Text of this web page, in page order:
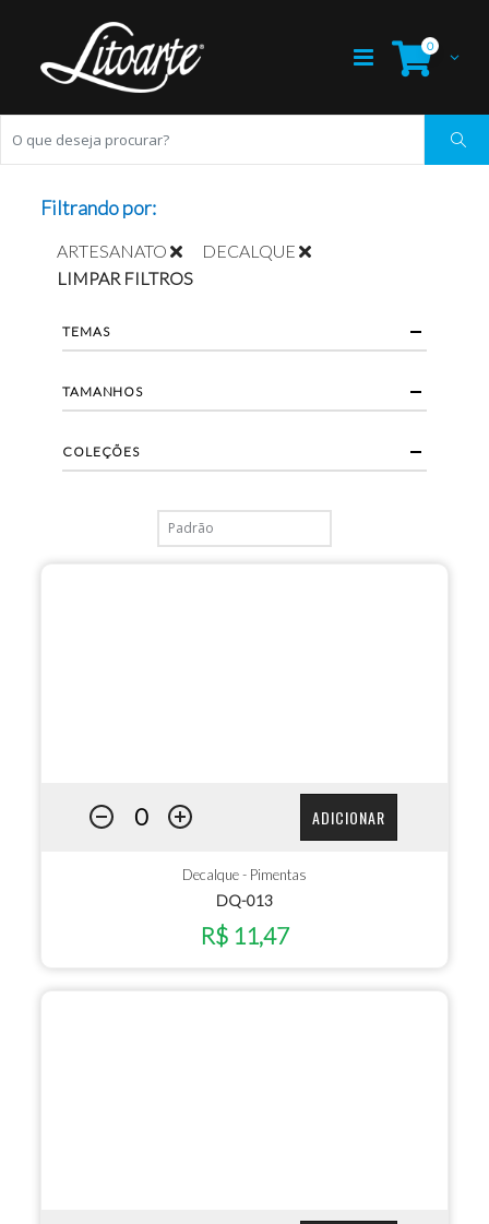
0
ADICIONAR
Decalque - Pimentas
DQ-013
R$ 11,47
Filtrando por:
ARTESANATO
DECALQUE
LIMPAR FILTROS
TEMAS
TAMANHOS
COLEÇÕES